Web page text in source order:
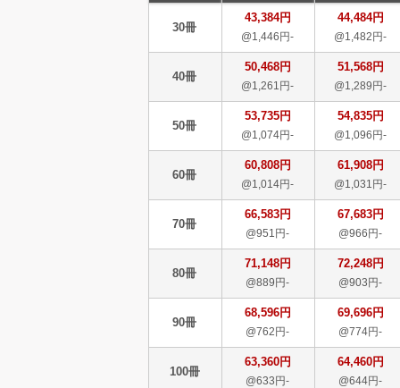
30冊
43,384円
@1,446円-
44,484円
@1,482円-
40冊
50,468円
@1,261円-
51,568円
@1,289円-
50冊
53,735円
@1,074円-
54,835円
@1,096円-
60冊
60,808円
@1,014円-
61,908円
@1,031円-
70冊
66,583円
@951円-
67,683円
@966円-
80冊
71,148円
@889円-
72,248円
@903円-
90冊
68,596円
@762円-
69,696円
@774円-
100冊
63,360円
@633円-
64,460円
@644円-